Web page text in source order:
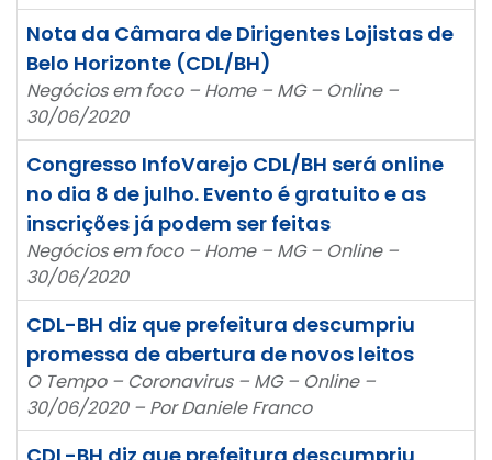
Nota da Câmara de Dirigentes Lojistas de
Belo Horizonte (CDL/BH)
Negócios em foco – Home – MG – Online –
30/06/2020
Congresso InfoVarejo CDL/BH será online
no dia 8 de julho. Evento é gratuito e as
inscrições já podem ser feitas
Negócios em foco – Home – MG – Online –
30/06/2020
CDL-BH diz que prefeitura descumpriu
promessa de abertura de novos leitos
O Tempo – Coronavirus – MG – Online –
30/06/2020 – Por Daniele Franco